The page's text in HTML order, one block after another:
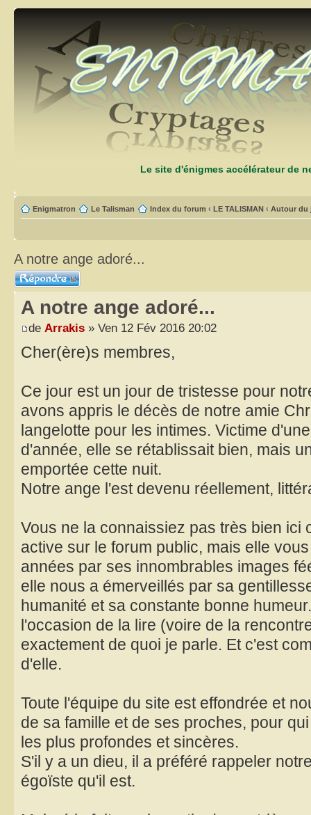
Le site d'énigmes accélérateur de
Enigmatron Le Talisman Index du forum ‹ LE TALISMAN ‹ Autour du
A notre ange adoré...
Répondre
A notre ange adoré...
de Arrakis » Ven 12 Fév 2016 20:02
Cher(ère)s membres,
Ce jour est un jour de tristesse pour
avons appris le décès de notre amie
langelotte pour les intimes. Victime
d'année, elle se rétablissait bien, mais
emportée cette nuit.
Notre ange l'est devenu réellement,
Vous ne la connaissiez pas très bien ici
active sur le forum public, mais elle
années par ses innombrables images
elle nous a émerveillés par sa
humanité et sa constante bonne
l'occasion de la lire (voire de la
exactement de quoi je parle. Et c'est
d'elle.
Toute l'équipe du site est effondrée et
de sa famille et de ses proches, pour
les plus profondes et sincères.
S'il y a un dieu, il a préféré rappeler
égoïste qu'il est.